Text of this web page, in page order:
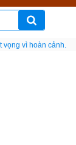
chỉ là anh đưa thư.